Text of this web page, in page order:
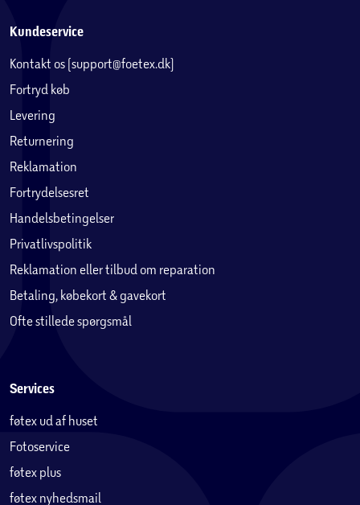
Kundeservice
Kontakt os (support@foetex.dk)
Fortryd køb
Levering
Returnering
Reklamation
Fortrydelsesret
Handelsbetingelser
Privatlivspolitik
Reklamation eller tilbud om reparation
Betaling, købekort & gavekort
Ofte stillede spørgsmål
Services
føtex ud af huset
Fotoservice
føtex plus
føtex nyhedsmail